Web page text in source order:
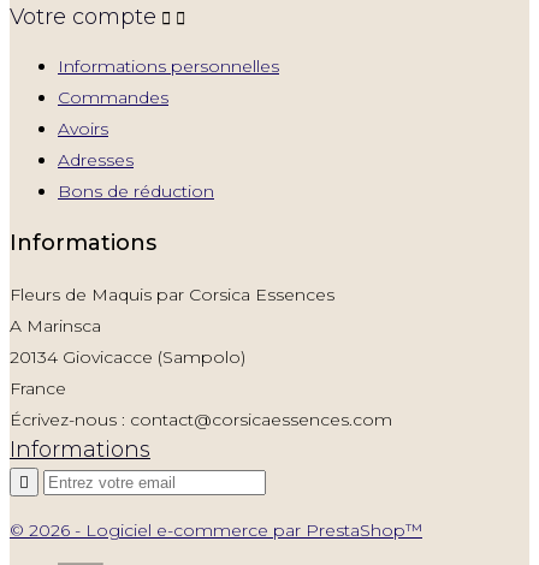
Votre compte  
Informations personnelles
Commandes
Avoirs
Adresses
Bons de réduction
Informations
Fleurs de Maquis par Corsica Essences
A Marinsca
20134 Giovicacce (Sampolo)
France
Écrivez-nous : contact@corsicaessences.com
Informations

© 2026 - Logiciel e-commerce par PrestaShop™